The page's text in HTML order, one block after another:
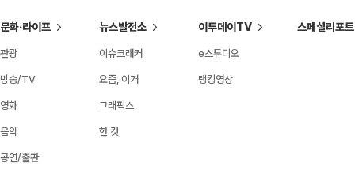
문화·라이프
관광
방송/TV
영화
음악
공연/출판
뉴스발전소
이슈크래커
요즘, 이거
그래픽스
한 컷
이투데이TV
e스튜디오
랭킹영상
스페셜리포트